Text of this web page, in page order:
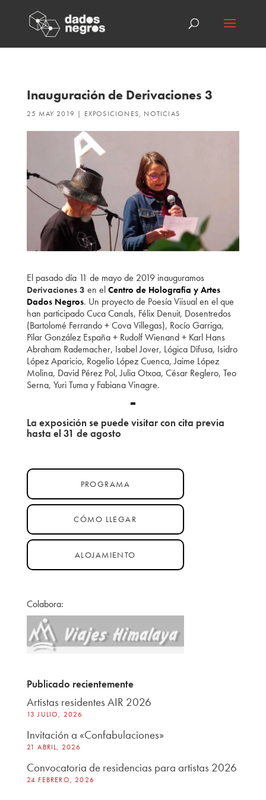
Inauguración de Derivaciones 3
25 MAY 2019 | EXPOSICIONES, NOTICIAS
El pasado día 11 de mayo de 2019 inauguramos
Derivaciones 3 en el Centro de Holografía y Artes
Dados Negros. Un proyecto de Poesía Viisual en el que
han participado Cuca Canals, Félix Denuit, Dosentredos
(Bartolomé Ferrando + Cova Villegas), Rocío Garriga,
Pilar González España + Rudolf Wienand + Karl Hans
Abraham Rademacher, Isabel Jover, Lógica Difusa, Isidro
López Aparicio, Rogelio López Cuenca, Jaime López
Molina, David Pérez Pol, Julia Otxoa, César Reglero, Teo
Serna, Yuri Tuma y Fabiana Vinagre.
La exposición se puede visitar con cita previa
hasta el 31 de agosto
PROGRAMA
CÓMO LLEGAR
ALOJAMIENTO
Colabora:
Publicado recientemente
Artistas residentes AIR 2026
13 JULIO, 2026
Invitación a «Confabulaciones»
21 ABRIL, 2026
Convocatoria de residencias para artistas 2026
24 FEBRERO, 2026